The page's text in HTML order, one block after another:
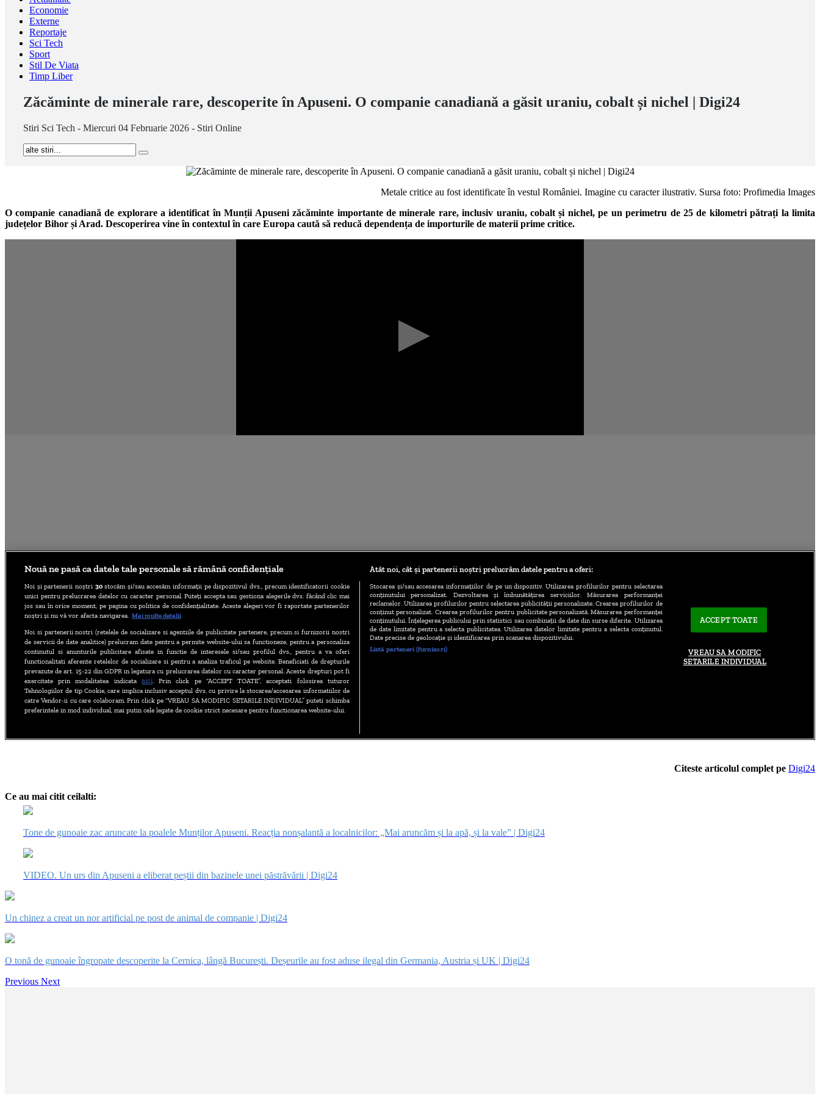
Economie
Externe
Reportaje
Sci Tech
Sport
Stil De Viata
Timp Liber
Zăcăminte de minerale rare, descoperite în Apuseni. O companie canadiană a găsit uraniu, cobalt și nichel | Digi24
Stiri Sci Tech - Miercuri 04 Februarie 2026 - Stiri Online
Metale critice au fost identificate în vestul României. Imagine cu caracter ilustrativ. Sursa foto: Profimedia Images
O companie canadiană de explorare a identificat în Munții Apuseni zăcăminte importante de minerale rare, inclusiv uraniu, cobalt și nichel, pe un perimetru de 25 de kilometri pătrați la limita
județelor Bihor și Arad. Descoperirea vine în contextul în care Europa caută să reducă dependența de importurile de materii prime critice.
Citeste articolul complet pe Digi24
Ce au mai citit ceilalti:
Tone de gunoaie zac aruncate la poalele Munților Apuseni. Reacția nonșalantă a localnicilor: „Mai aruncăm și la apă, și la vale” | Digi24
VIDEO. Un urs din Apuseni a eliberat peștii din bazinele unei păstrăvării | Digi24
Un chinez a creat un nor artificial pe post de animal de companie | Digi24
O tonă de gunoaie îngropate descoperite la Cernica, lângă București. Deșeurile au fost aduse ilegal din Germania, Austria și UK | Digi24
Previous Next